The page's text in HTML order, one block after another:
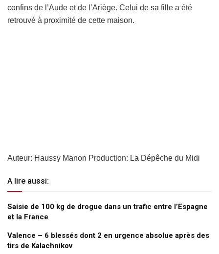
confins de l’Aude et de l’Ariège. Celui de sa fille a été
retrouvé à proximité de cette maison.
Auteur: Haussy Manon Production: La Dépêche du Midi
A lire aussi:
Saisie de 100 kg de drogue dans un trafic entre l’Espagne
et la France
Valence – 6 blessés dont 2 en urgence absolue après des
tirs de Kalachnikov